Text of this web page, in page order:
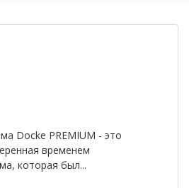
Docke PREMIUM - это
временем
которая был...